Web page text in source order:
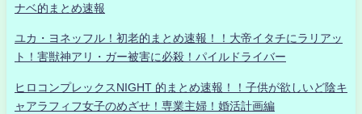
ナベ的まとめ速報
ユカ・ヨネッフル！初老的まとめ速報！！大帝イタチにラリアッ
ト！害獣神アリ・ガー被害に必殺！パイルドライバー
ヒロコンプレックスNIGHT 的まとめ速報！！子供が欲しいど陰キ
ャアラフィフ女子のめざせ！専業主婦！婚活計画編